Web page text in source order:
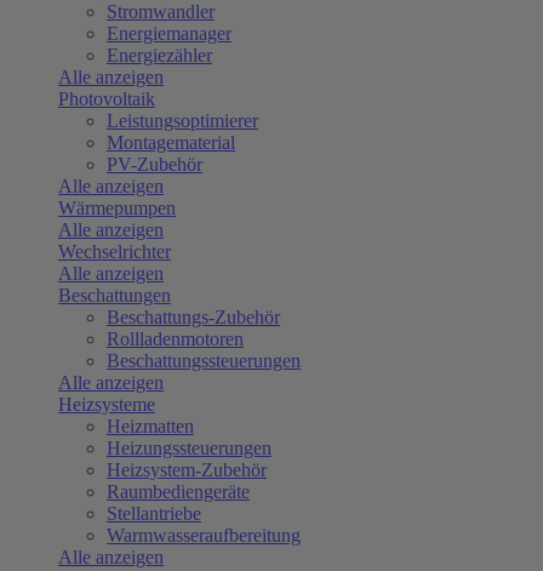
Stromwandler
Energiemanager
Energiezähler
Alle anzeigen
Photovoltaik
Leistungsoptimierer
Montagematerial
PV-Zubehör
Alle anzeigen
Wärmepumpen
Alle anzeigen
Wechselrichter
Alle anzeigen
Beschattungen
Beschattungs-Zubehör
Rollladenmotoren
Beschattungssteuerungen
Alle anzeigen
Heizsysteme
Heizmatten
Heizungssteuerungen
Heizsystem-Zubehör
Raumbediengeräte
Stellantriebe
Warmwasseraufbereitung
Alle anzeigen